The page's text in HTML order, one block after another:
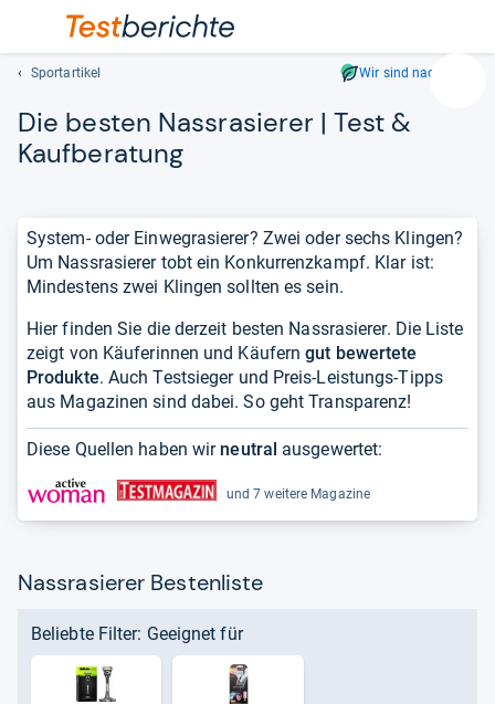
ein.
und
sich
den
Sportartikel Wir sind nachhaltig
Die bes­ten Nass­ra­sie­rer | Test &
Kauf­be­ra­tung
System- oder Einwegrasierer? Zwei oder sechs Klingen?
Um Nassrasierer tobt ein Konkurrenzkampf. Klar ist:
Mindestens zwei Klingen sollten es sein.
Hier finden Sie die derzeit besten Nassrasierer. Die Liste
zeigt von Käuferinnen und Käuferngut bewertete
Produkte. Auch Testsieger und Preis-Leistungs-Tipps
aus Magazinen sind dabei. So geht Transparenz!
Diese Quellen haben wir neutral ausgewertet:
und 7 weitere Magazine
Nassrasierer Bestenliste
Beliebte Filter: Geeignet für